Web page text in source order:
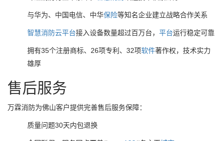
与华为、中国电信、中华保险等知名企业建立战略合作关系
智慧消防云平台接入设备数量超过百万台， 平台运行稳定可靠
拥有35个注册商标、26项专利、32项软件著作权，技术实力
雄厚
售后服务
万霖消防为佛山客户提供完善售后服务保障：
质量问题30天内包退换